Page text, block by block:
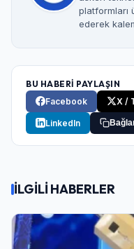
platformları
ederek
BU HABERİ PAYLAŞIN
Facebook
X /
LinkedIn
İLGİLİ HABERLER